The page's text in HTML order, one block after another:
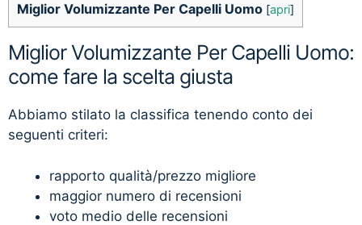
Miglior Volumizzante Per Capelli Uomo [apri]
Miglior Volumizzante Per Capelli Uomo:
come fare la scelta giusta
Abbiamo stilato la classifica tenendo conto dei
seguenti criteri:
rapporto qualità/prezzo migliore
maggior numero di recensioni
voto medio delle recensioni